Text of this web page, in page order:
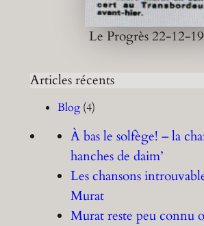
Le Progrès 22-12-
Articles récents
Blog(4)
À bas le solfège! – la
hanches de daim’
Les chansons
Murat
Murat reste peu connu